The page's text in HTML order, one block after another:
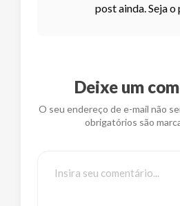
post ainda. Seja
Deixe um
O seu endereço de e-mail não
obrigatórios são